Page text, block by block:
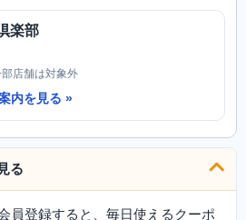
楽部
店舗は対象外
内を見る
る
員登録すると、毎日使えるクーポ